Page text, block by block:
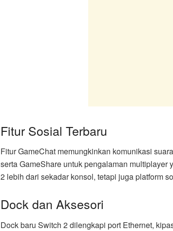
Fitur Sosial Terbaru
Fitur GameChat memungkinkan komunikasi
serta GameShare untuk pengalaman
2 lebih dari sekadar konsol, tetapi juga platform
Dock dan Aksesori
Dock baru Switch 2 dilengkapi port Ethernet,